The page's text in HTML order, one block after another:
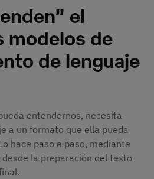
el
modelos de
de lenguaje
entendernos, necesita
a un formato que ella pueda
hace paso a paso, mediante
la preparación del texto